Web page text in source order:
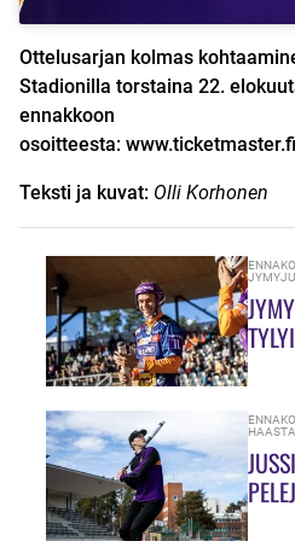
Ottelusarjan kolmas
Stadionilla torstaina 22.
ennakkoon
osoitteesta:
Teksti ja kuvat: Olli Korhonen